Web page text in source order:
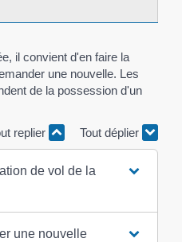
il convient d'en faire la
une nouvelle. Les
de la possession d'un
replier
Tout déplier
de vol de la
une nouvelle